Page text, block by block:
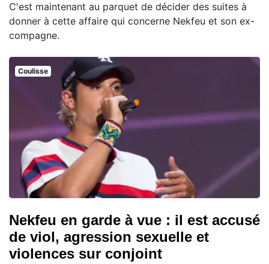
C'est maintenant au parquet de décider des suites à
donner à cette affaire qui concerne Nekfeu et son ex-
compagne.
Coulisse
Nekfeu en garde à vue : il est accusé
de viol, agression sexuelle et
violences sur conjoint